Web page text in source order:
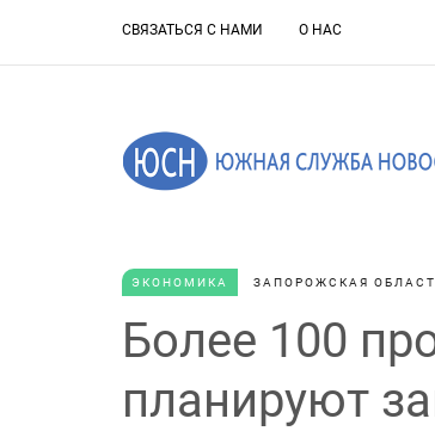
СВЯЗАТЬСЯ С НАМИ О НАС
ЭКОНОМИКА ЗАПОРОЖСКАЯ
Более 100
планируют